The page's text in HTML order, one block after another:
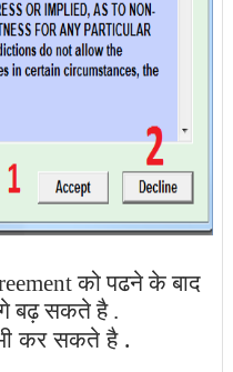
को पढने के बाद
बढ़ सकते है .
कर सकते है .